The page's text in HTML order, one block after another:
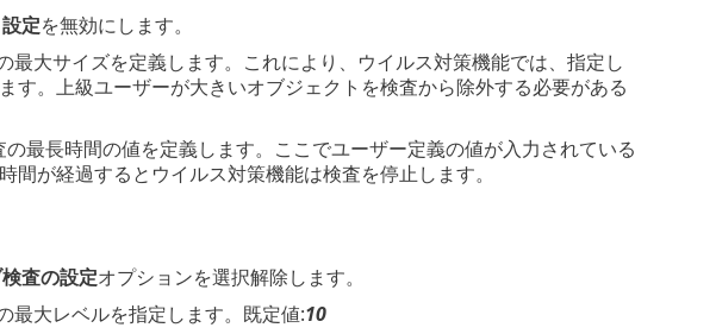
定を無効にします。
最大サイズを定義します。これにより、ウイルス対策機能では、指定し
す。上級ユーザーが大きいオブジェクトを検査から除外する必要がある
最長時間の値を定義します。ここでユーザー定義の値が入力されている
が経過するとウイルス対策機能は検査を停止します。
査の設定オプションを選択解除します。
最大レベルを指定します。既定値:10